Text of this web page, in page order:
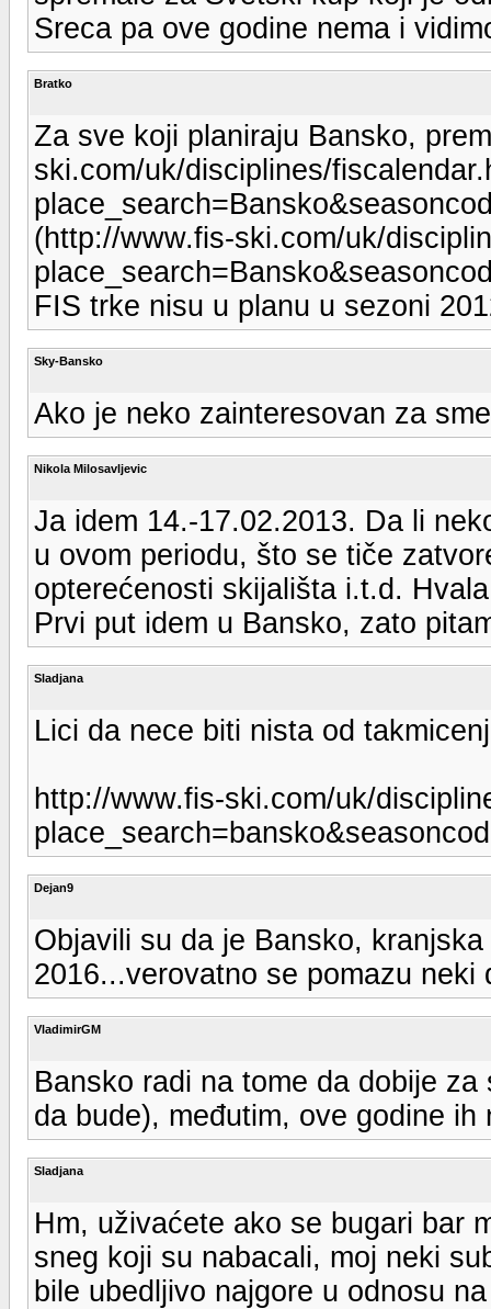
Sreca pa ove godine nema i
Bratko
Za sve koji planiraju Bansko,
ski.com/uk/disciplines/
(http://www.fis-ski.com/uk/
FIS trke nisu u planu u sezoni
Sky-Bansko
Ako je neko zainteresovan za
Nikola Milosavljevic
Ja idem 14.-17.02.2013. Da li
u ovom periodu, što se tiče
opterećenosti skijališta i.t.d.
Prvi put idem u Bansko, zato
Sladjana
Lici da nece biti nista od
http://www.fis-ski.com/uk/
Dejan9
Objavili su da je Bansko,
2016...verovatno se pomazu
VladimirGM
Bansko radi na tome da dobije
da bude), međutim, ove godine
Sladjana
Hm, uživaćete ako se bugari bar
sneg koji su nabacali, moj neki
bile ubedljivo najgore u odnosu